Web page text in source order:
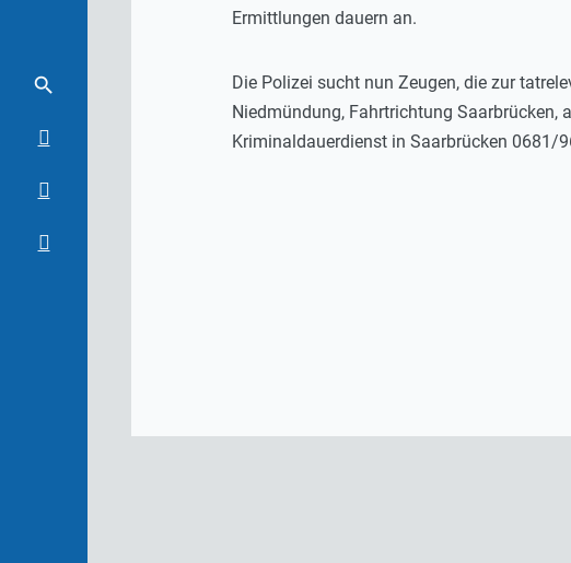
Ermittlungen dauern an.
Die Polizei sucht nun Zeugen, die zur
Niedmündung, Fahrtrichtung Saarbrücken,
Kriminaldauerdienst in Saarbrücken 0681/